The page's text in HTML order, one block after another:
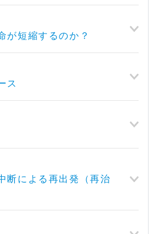
が短縮するのか？
ス
断による再出発（再治